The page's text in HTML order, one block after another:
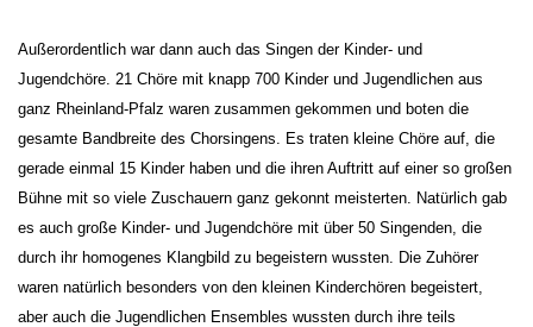
Außerordentlich war dann auch das Singen der Kinder- und
Jugendchöre. 21 Chöre mit knapp 700 Kinder und Jugendlichen aus
ganz Rheinland-Pfalz waren zusammen gekommen und boten die
gesamte Bandbreite des Chorsingens. Es traten kleine Chöre auf, die
gerade einmal 15 Kinder haben und die ihren Auftritt auf einer so großen
Bühne mit so viele Zuschauern ganz gekonnt meisterten. Natürlich gab
es auch große Kinder- und Jugendchöre mit über 50 Singenden, die
durch ihr homogenes Klangbild zu begeistern wussten. Die Zuhörer
waren natürlich besonders von den kleinen Kinderchören begeistert,
aber auch die Jugendlichen Ensembles wussten durch ihre teils